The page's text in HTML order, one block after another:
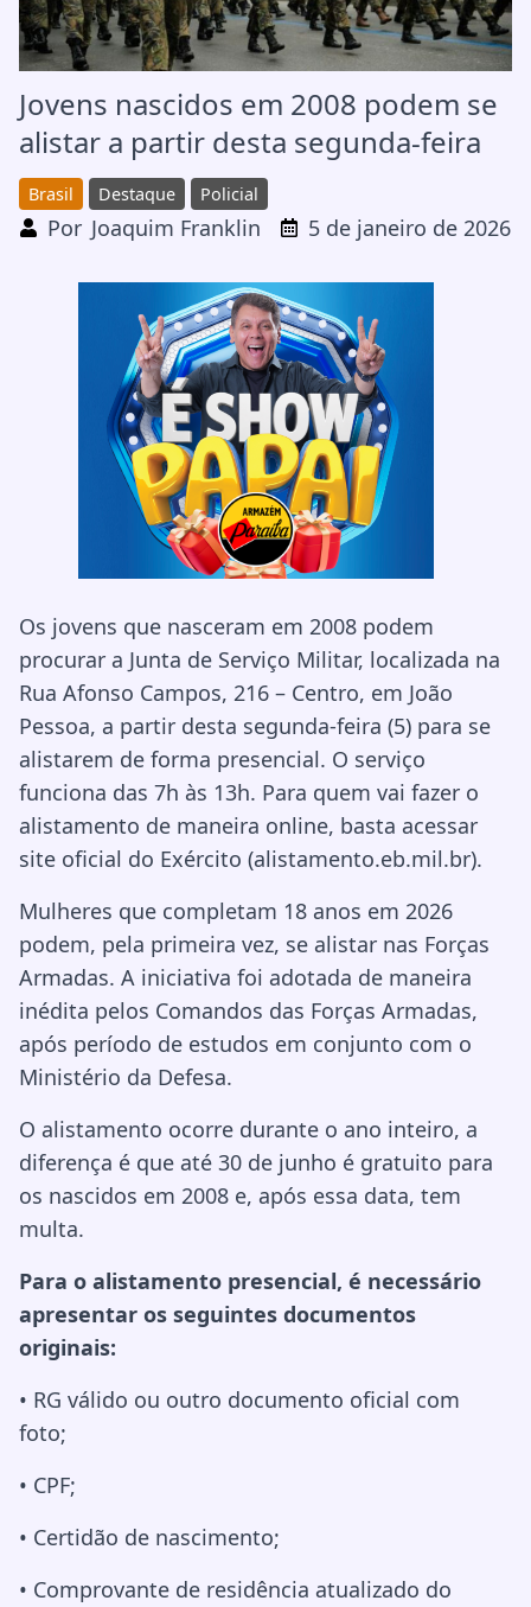
Jovens nascidos em 2008 podem se
alistar a partir desta segunda-feira
Brasil Destaque Policial
Por Joaquim Franklin 5 de janeiro de 2026
Os jovens que nasceram em 2008 podem
procurar a Junta de Serviço Militar, localizada na
Rua Afonso Campos, 216 – Centro, em João
Pessoa, a partir desta segunda-feira (5) para se
alistarem de forma presencial. O serviço
funciona das 7h às 13h. Para quem vai fazer o
alistamento de maneira online, basta acessar
site oficial do Exército (alistamento.eb.mil.br).
Mulheres que completam 18 anos em 2026
podem, pela primeira vez, se alistar nas Forças
Armadas. A iniciativa foi adotada de maneira
inédita pelos Comandos das Forças Armadas,
após período de estudos em conjunto com o
Ministério da Defesa.
O alistamento ocorre durante o ano inteiro, a
diferença é que até 30 de junho é gratuito para
os nascidos em 2008 e, após essa data, tem
multa.
Para o alistamento presencial, é necessário
apresentar os seguintes documentos
originais:
• RG válido ou outro documento oficial com
foto;
• CPF;
• Certidão de nascimento;
• Comprovante de residência atualizado do